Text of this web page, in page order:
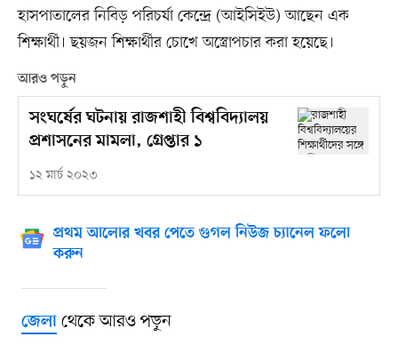
হাসপাতালের নিবিড় পরিচর্যা কেন্দ্রে (আইসিইউ) আছেন এক
শিক্ষার্থী। ছয়জন শিক্ষার্থীর চোখে অস্ত্রোপচার করা হয়েছে।
আরও পড়ুন
সংঘর্ষের ঘটনায় রাজশাহী বিশ্ববিদ্যালয়
প্রশাসনের মামলা, গ্রেপ্তার ১
১২ মার্চ ২০২৩
প্রথম আলোর খবর পেতে গুগল নিউজ চ্যানেল ফলো
করুন
জেলাথেকে আরও পড়ুন